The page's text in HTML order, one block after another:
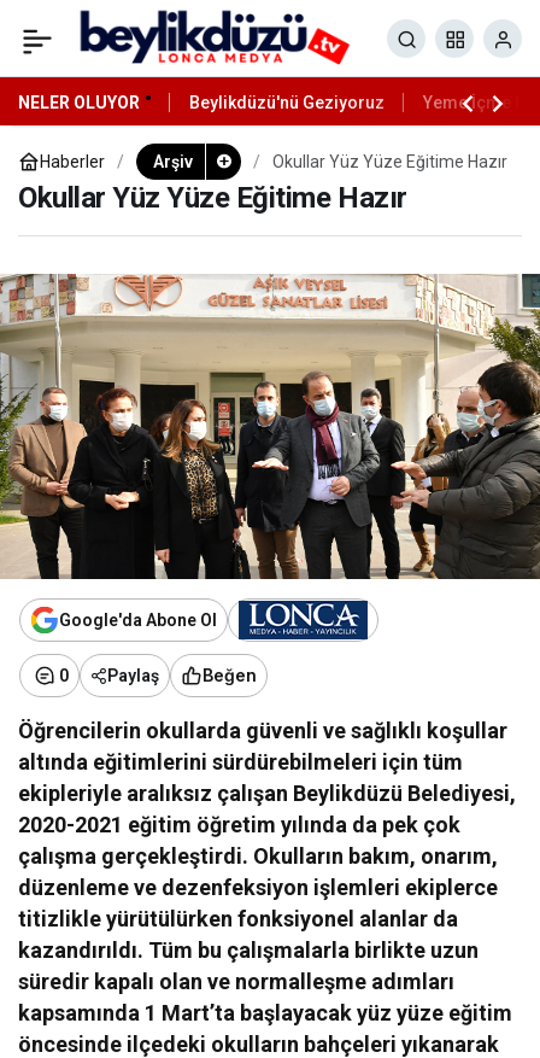
NELER OLUYOR Beylikdüzü'nü Geziyoruz Yeme İçme
Haberler Arşiv Okullar Yüz Yüze Eğitime Hazır
Okullar Yüz Yüze Eğitime Hazır
Google'da Abone Ol
0 Paylaş Beğen
Öğrencilerin okullarda güvenli ve sağlıklı koşullar
altında eğitimlerini sürdürebilmeleri için tüm
ekipleriyle aralıksız çalışan Beylikdüzü Belediyesi,
2020-2021 eğitim öğretim yılında da pek çok
çalışma gerçekleştirdi. Okulların bakım, onarım,
düzenleme ve dezenfeksiyon işlemleri ekiplerce
titizlikle yürütülürken fonksiyonel alanlar da
kazandırıldı. Tüm bu çalışmalarla birlikte uzun
süredir kapalı olan ve normalleşme adımları
kapsamında 1 Mart’ta başlayacak yüz yüze eğitim
öncesinde ilçedeki okulların bahçeleri yıkanarak